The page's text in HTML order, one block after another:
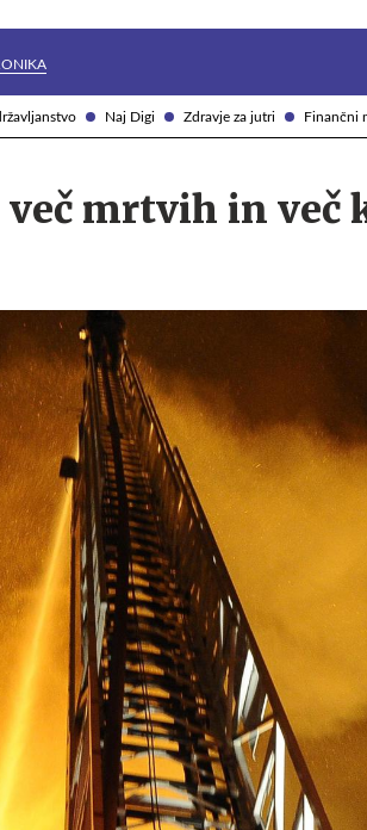
Naj Digi Zdravje za jutri Finančni
več mrtvih in več